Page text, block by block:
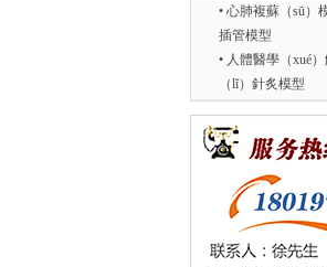
• 心肺複蘇（sū）
插管模型
• 人體醫學（xué
（lǐ）針炙模型